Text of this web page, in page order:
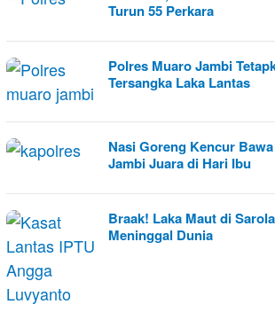
Turun 55 Perkara
Polres Muaro Jambi
Tersangka Laka Lantas
Nasi Goreng Kencur
Jambi Juara di Hari Ibu
Braak! Laka Maut di
Meninggal Dunia